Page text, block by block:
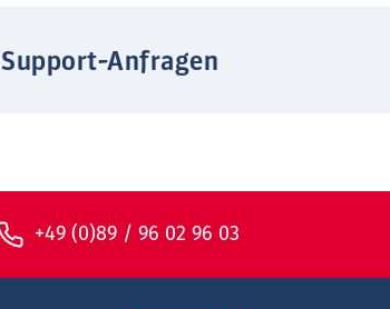
Support-Anfragen
+49 (0)89 / 96 02 96 03